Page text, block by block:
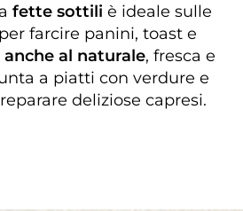
fette sottili è ideale sulle
farcire panini, toast e
al naturale, fresca e
a piatti con verdure e
deliziose capresi.